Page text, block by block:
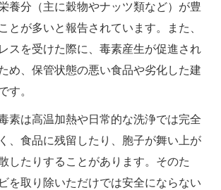
養分（主に穀物やナッツ類など）が豊
とが多いと報告されています。また、
スを受けた際に、毒素産生が促進され
め、保管状態の悪い食品や劣化した建
す。
素は高温加熱や日常的な洗浄では完全
、食品に残留したり、胞子が舞い上が
したりすることがあります。そのた
を取り除いただけでは安全にならない